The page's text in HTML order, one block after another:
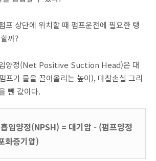
프 상단에 위치할 때 펌프운전에 필요한 탱
까?
입양정(Net Positive Suction Head)은 대
프가 물을 끌어올리는 높이), 마찰손실 그리
뺀 값이다.
입양정(NPSH) = 대기압 - (펌프양정
화증기압)